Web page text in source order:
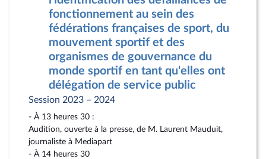
fonctionnement au sein des
fédérations françaises de sport, du
mouvement sportif et des
organismes de gouvernance du
monde sportif en tant qu'elles ont
délégation de service public
Session 2023 – 2024
- À 13 heures 30 :
Audition, ouverte à la presse, de M. Laurent Mauduit,
journaliste à Mediapart
- À 14 heures 30